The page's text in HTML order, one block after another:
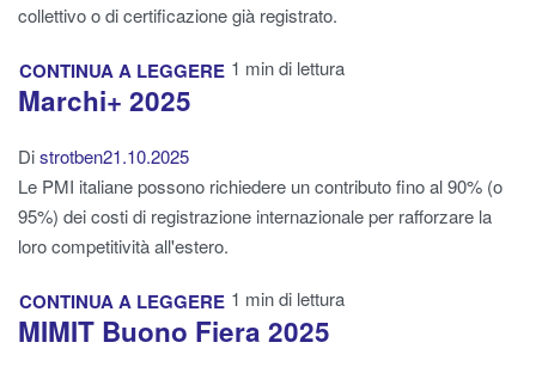
collettivo o di certificazione già registrato.
CONTINUA A LEGGERE 1 min di lettura
Marchi+ 2025
Distrotben21.10.2025
Le PMI italiane possono richiedere un contributo fino al 90% (o
95%) dei costi di registrazione internazionale per rafforzare la
loro competitività all'estero.
CONTINUA A LEGGERE 1 min di lettura
MIMIT Buono Fiera 2025